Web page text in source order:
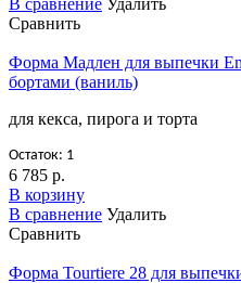
Сравнить
Форма Мадлен для выпечки
бортами (ваниль)
для кекса, пирога и торта
Остаток: 1
6 785 р.
В корзину
В сравнение Удалить
Сравнить
Форма Tourtiere 28 для